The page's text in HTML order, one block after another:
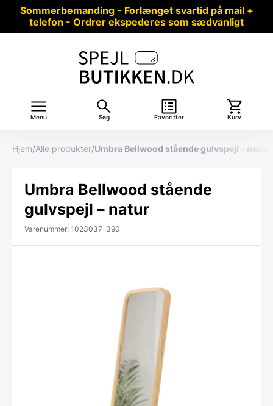
Sommerbemanding - Forlænget svartid på mail +
telefon - Ordrer ekspederes som sædvanligt
Menu Søg Favoritter Kurv
Hjem/Alle produkter/Umbra Bellwood stående gulvspejl – natur
Umbra Bellwood stående
gulvspejl – natur
Varenummer: 1023037-390